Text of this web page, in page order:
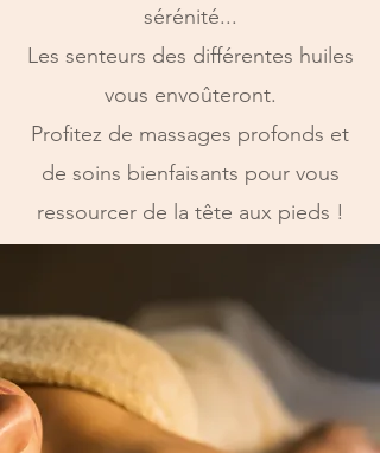
sérénité...
Les senteurs des différentes huiles
vous envoûteront.
Profitez de massages profonds et
de soins bienfaisants pour vous
ressourcer de la tête aux pieds !